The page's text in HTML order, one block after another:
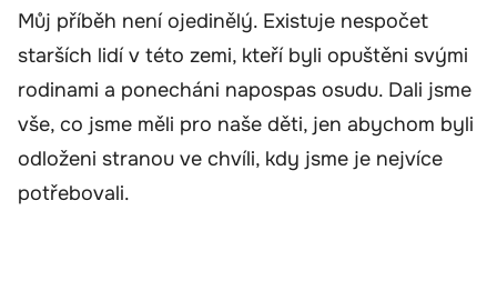
Můj příběh není ojedinělý. Existuje nespočet
starších lidí v této zemi, kteří byli opuštěni svými
rodinami a ponecháni napospas osudu. Dali jsme
vše, co jsme měli pro naše děti, jen abychom byli
odloženi stranou ve chvíli, kdy jsme je nejvíce
potřebovali.